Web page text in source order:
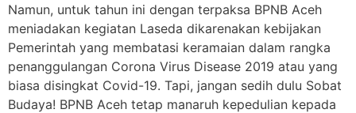
Namun, untuk tahun ini dengan terpaksa BPNB Aceh
meniadakan kegiatan Laseda dikarenakan kebijakan
Pemerintah yang membatasi keramaian dalam rangka
penanggulangan Corona Virus Disease 2019 atau yang
biasa disingkat Covid-19. Tapi, jangan sedih dulu Sobat
Budaya! BPNB Aceh tetap manaruh kepedulian kepada